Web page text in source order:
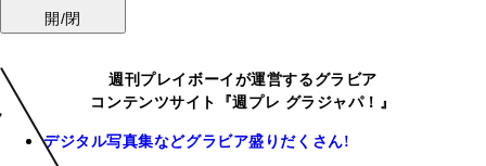
開/閉
週刊プレイボーイが運営するグラビア
コンテンツサイト『週プレ グラジャパ！』
デジタル写真集などグラビア盛りだくさん!